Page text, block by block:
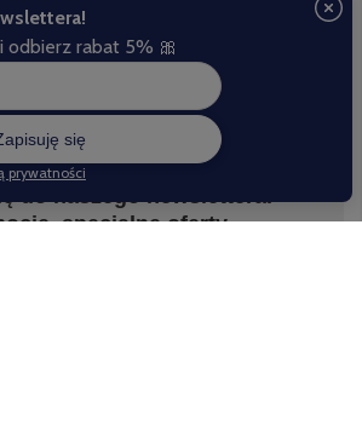
do naszego newslettera.
specjalne oferty.